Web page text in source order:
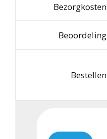
Bezorgkosten
Beoordeling
Bestellen